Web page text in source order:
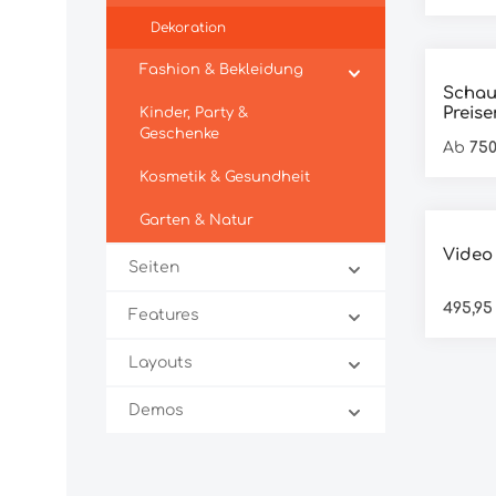
Dekoration
Fashion & Bekleidung
Kinder, Party &
Geschenke
Kosmetik & Gesundheit
Garten & Natur
Seiten
Features
Layouts
Demos
Ab